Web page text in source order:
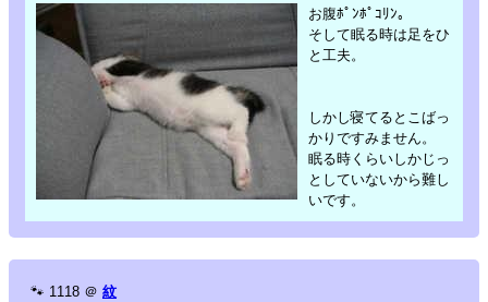
お腹ﾎﾟﾝﾎﾟｺﾘﾝ。
そして眠る時は足をひ
と工夫。
しかし寝てるとこばっ
かりですみません。
眠る時くらいしかじっ
としていないから難し
いです。
🐾 1118 ＠ 紋